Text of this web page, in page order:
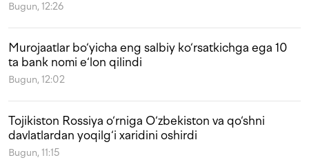
Bugun, 12:26
Murojaatlar bo‘yicha eng salbiy ko‘rsatkichga ega 10
ta bank nomi e‘lon qilindi
Bugun, 12:02
Tojikiston Rossiya o‘rniga O‘zbekiston va qo‘shni
davlatlardan yoqilg‘i xaridini oshirdi
Bugun, 11:15